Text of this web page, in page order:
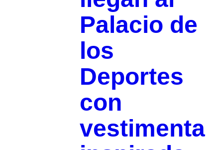
Palacio de
los
Deportes
con
vestimenta